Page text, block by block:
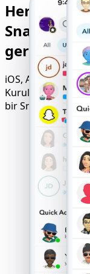
Herhangi
Snapchat
iOS, Android,
Kurulum yok,
bir Snapchat